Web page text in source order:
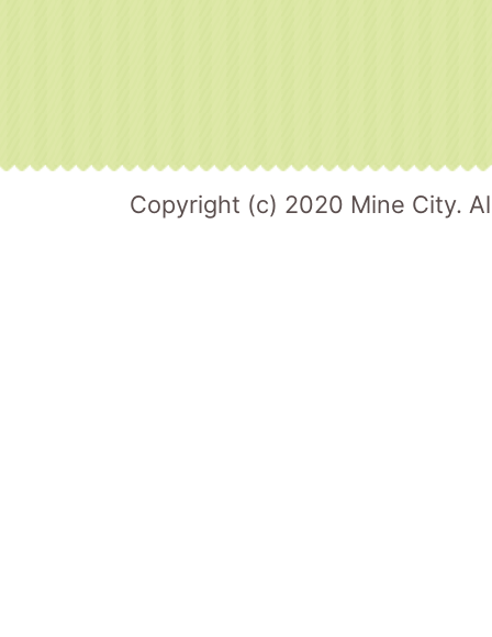
Copyright (c) 2020 Mine City.